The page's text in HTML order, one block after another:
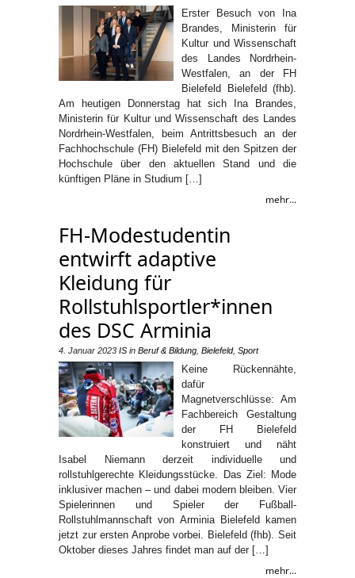
Erster Besuch von Ina
Brandes, Ministerin für
Kultur und Wissenschaft
des Landes Nordrhein-
Westfalen, an der FH
Bielefeld Bielefeld (fhb).
Am heutigen Donnerstag hat sich Ina Brandes,
Ministerin für Kultur und Wissenschaft des Landes
Nordrhein-Westfalen, beim Antrittsbesuch an der
Fachhochschule (FH) Bielefeld mit den Spitzen der
Hochschule über den aktuellen Stand und die
künftigen Pläne in Studium […]
mehr...
FH-Modestudentin
entwirft adaptive
Kleidung für
Rollstuhlsportler*innen
des DSC Arminia
4. Januar 2023 IS in Beruf & Bildung Bielefeld, Sport
Keine Rückennähte,
dafür
Magnetverschlüsse: Am
Fachbereich Gestaltung
der FH Bielefeld
konstruiert und näht
Isabel Niemann derzeit individuelle und
rollstuhlgerechte Kleidungsstücke. Das Ziel: Mode
inklusiver machen – und dabei modern bleiben. Vier
Spielerinnen und Spieler der Fußball-
Rollstuhlmannschaft von Arminia Bielefeld kamen
jetzt zur ersten Anprobe vorbei. Bielefeld (fhb). Seit
Oktober dieses Jahres findet man auf der […]
mehr...